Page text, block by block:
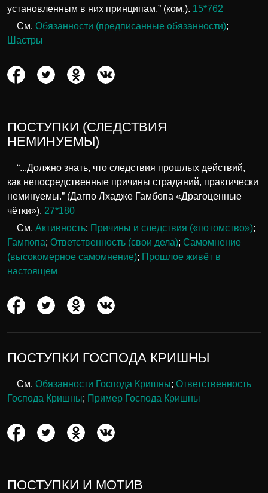
установленным в них принципам.” (ком.). 15*762
См. Обязанности (предписанные обязанности);
Шастры
ПОСТУПКИ (СЛЕДСТВИЯ
НЕМИНУЕМЫ)
“...Должно знать, что следствия прошлых действий,
как непосредственные причины страданий, практически
неминуемы.” (Дагпо Лхадже Гамбопа «Драгоценные
чётки»). 27*180
См. Активность; Причины и следствия («потомство»);
Гампопа; Ответственность (свои дела); Самомнение
(высокомерное самомнение); Прошлое живёт в
настоящем
ПОСТУПКИ ГОСПОДА КРИШНЫ
См. Обязанности Господа Кришны; Ответственность
Господа Кришны; Пример Господа Кришны
ПОСТУПКИ И МОТИВ